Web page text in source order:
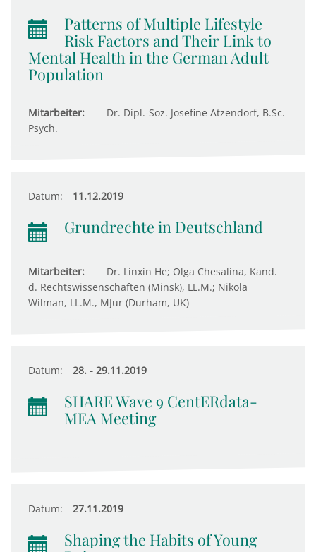
Patterns of Multiple Lifestyle
Risk Factors and Their Link to
Mental Health in the German Adult
Population
Mitarbeiter:
Dr. Dipl.-Soz. Josefine Atzendorf, B.Sc.
Psych.
Datum: 11.12.2019
Grundrechte in Deutschland
Mitarbeiter:
Dr. Linxin He; Olga Chesalina, Kand.
d. Rechtswissenschaften (Minsk), LL.M.; Nikola
Wilman, LL.M., MJur (Durham, UK)
Datum: 28. - 29.11.2019
SHARE Wave 9 CentERdata-
MEA Meeting
Datum: 27.11.2019
Shaping the Habits of Young